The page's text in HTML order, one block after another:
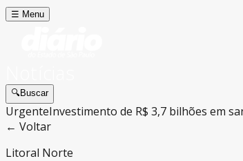
☰ Menu
🔍Buscar
UrgenteInvestimento de R$ 3,7 bilhões em
← Voltar
Litoral Norte